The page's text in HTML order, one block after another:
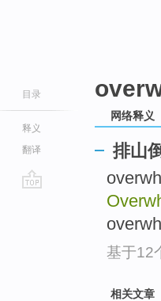
目录
释义
翻译
网络释义
排山
基于12
相关文章